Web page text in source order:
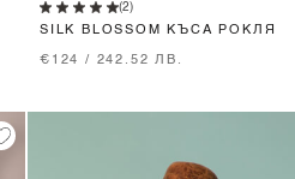
(2)
SILK BLOSSOM КЪСА РОКЛЯ
€124 / 242.52 ЛВ.